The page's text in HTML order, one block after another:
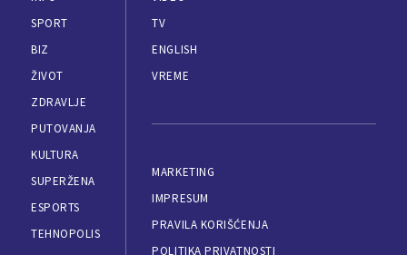
SPORT
BIZ
ŽIVOT
ZDRAVLJE
PUTOVANJA
KULTURA
SUPERŽENA
ESPORTS
TEHNOPOLIS
TV
ENGLISH
VREME
MARKETING
IMPRESUM
PRAVILA KORIŠĆENJA
POLITIKA PRIVATNOSTI